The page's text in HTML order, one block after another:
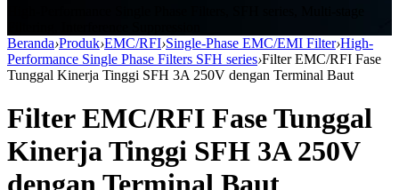
Beranda›Produk›EMC/RFI›Single-Phase EMC/EMI Filter›High-
Performance Single Phase Filters SFH series›Filter EMC/RFI Fase
Tunggal Kinerja Tinggi SFH 3A 250V dengan Terminal Baut
Filter EMC/RFI Fase Tunggal
Kinerja Tinggi SFH 3A 250V